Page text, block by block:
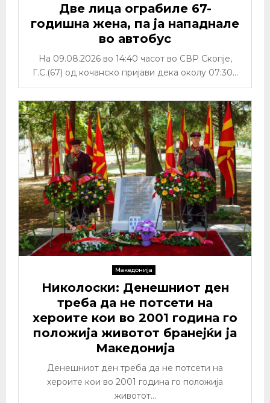
Две лица ограбиле 67-
годишна жена, па ја нападнале
во автобус
На 09.08.2026 во 14:40 часот во СВР Скопје,
Г.С.(67) од кочанско пријави дека околу 07:30...
Македонија
Николоски: Денешниот ден
треба да не потсети на
хероите кои во 2001 година го
положија животот бранејќи ја
Македонија
Денешниот ден треба да не потсети на
хероите кои во 2001 година го положија
животот...